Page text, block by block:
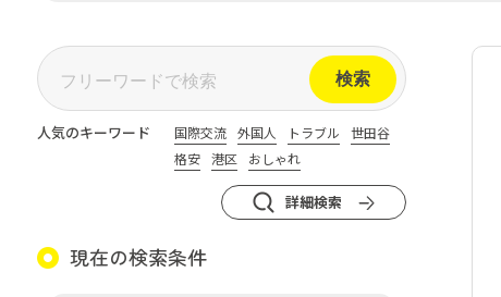
人気のキーワード 国際交流 外国人 トラブル
世田谷
格安
港区 おしゃれ
詳細検索
現在の検索条件